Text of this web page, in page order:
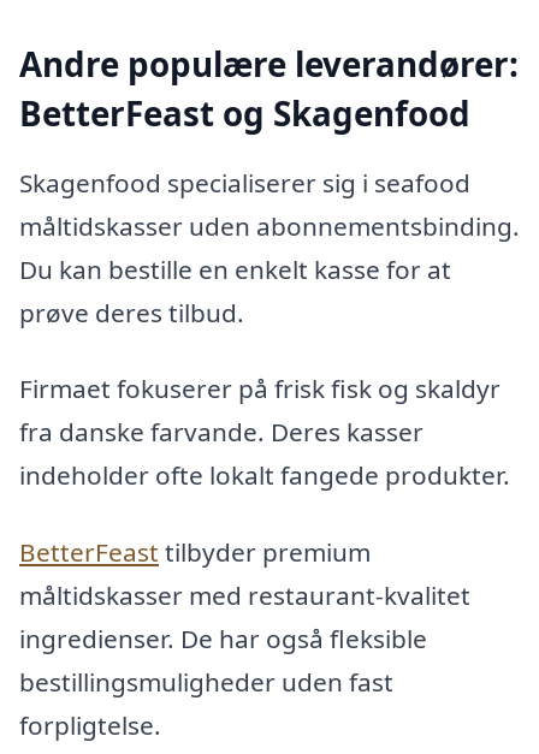
Andre populære leverandører:
BetterFeast og Skagenfood
Skagenfood specialiserer sig i seafood
måltidskasser uden abonnementsbinding.
Du kan bestille en enkelt kasse for at
prøve deres tilbud.
Firmaet fokuserer på frisk fisk og skaldyr
fra danske farvande. Deres kasser
indeholder ofte lokalt fangede produkter.
BetterFeast tilbyder premium
måltidskasser med restaurant-kvalitet
ingredienser. De har også fleksible
bestillingsmuligheder uden fast
forpligtelse.